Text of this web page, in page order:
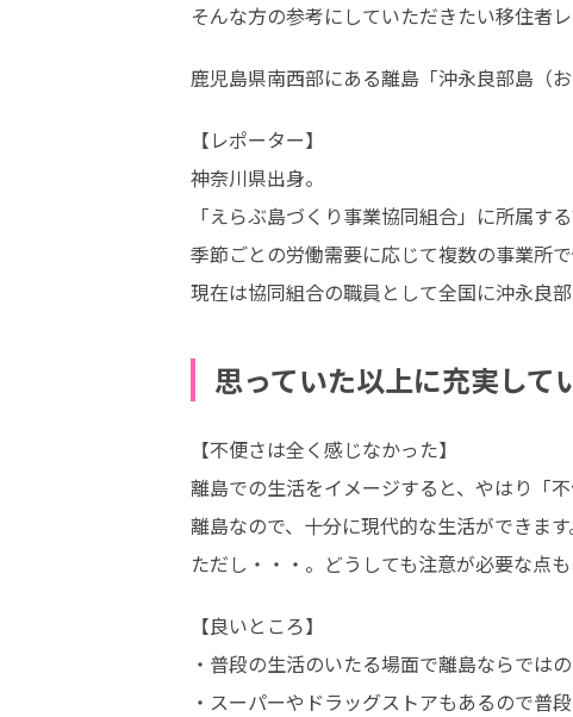
そんな方の参考にしていただきたい移住者レ
鹿児島県南西部にある離島「沖永良部島（
【レポーター】
神奈川県出身。
「えらぶ島づくり事業協同組合」に所属す
季節ごとの労働需要に応じて複数の事業所
現在は協同組合の職員として全国に沖永良部
思っていた以上に充実して
【不便さは全く感じなかった】
離島での生活をイメージすると、やはり「
離島なので、十分に現代的な生活ができます
ただし・・・。どうしても注意が必要な点
【良いところ】
・普段の生活のいたる場面で離島ならでは
・スーパーやドラッグストアもあるので普